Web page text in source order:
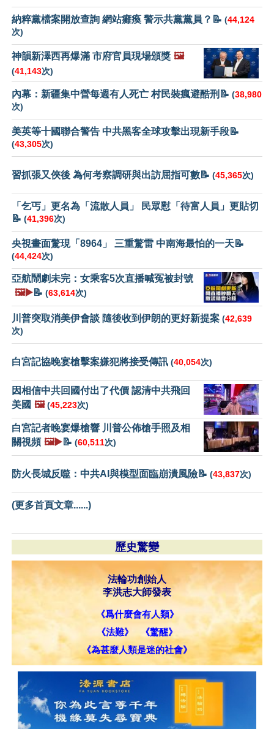
納粹黨檔案開放查詢 網站癱瘓 警示共黨黨員？📝 (44,124
次)
神韻新澤西再爆滿 市府官員現場頒獎 🖼️
(41,143次)
內幕：新疆集中營每週有人死亡 村民裝瘋避酷刑📝 (38,980
次)
美英等十國聯合警告 中共黑客全球攻擊出現新手段📝
(43,305次)
習抓張又俠後 為何考察調研與出訪屈指可數📝 (45,365次)
「乞丐」更名為「流散人員」 民眾懟「待富人員」更貼切
📝 (41,396次)
央視畫面驚現「8964」 三重驚雷 中南海最怕的一天📝
(44,424次)
亞航鬧劇未完：女乘客5次直播喊冤被封號
🖼️▶️📝 (63,614次)
川普突取消美伊會談 隨後收到伊朗的更好新提案 (42,639
次)
白宮記協晚宴槍擊案嫌犯將接受傳訊 (40,054次)
因相信中共回國付出了代價 認清中共飛回
美國 🖼️ (45,223次)
白宮記者晚宴爆槍響 川普公佈槍手照及相
關視頻 🖼️▶️📝 (60,511次)
防火長城反噬：中共AI與模型面臨崩潰風險📝 (43,837次)
(更多首頁文章......)
歷史驚變
法輪功創始人
李洪志大師發表
《爲什麼會有人類》
《法難》
《驚醒》
《為甚麼人類是迷的社會》